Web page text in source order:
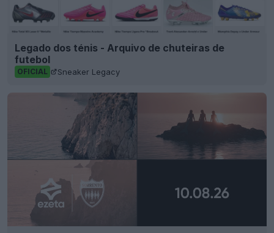
Legado dos ténis - Arquivo de chuteiras de
futebol
OFICIAL Sneaker Legacy